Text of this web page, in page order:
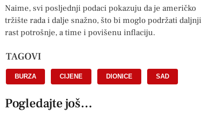
Naime, svi posljednji podaci pokazuju da je američko
tržište rada i dalje snažno, što bi moglo podržati daljnji
rast potrošnje, a time i povišenu inflaciju.
TAGOVI
BURZA CIJENE DIONICE SAD
Pogledajte još...